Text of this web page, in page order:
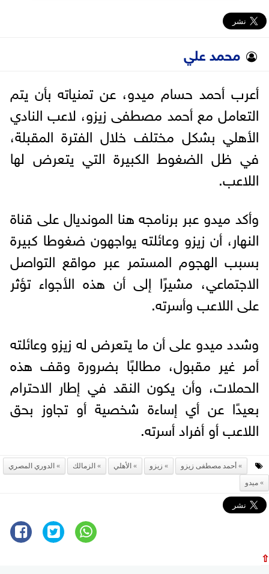
محمد علي
أعرب أحمد حسام ميدو، عن تمنياته بأن يتم
التعامل مع أحمد مصطفى زيزو، لاعب النادي
الأهلي بشكل مختلف خلال الفترة المقبلة،
في ظل الضغوط الكبيرة التي يتعرض لها
اللاعب.
وأكد ميدو عبر برنامجه هنا المونديال على قناة
النهار، أن زيزو وعائلته يواجهون ضغوطا كبيرة
بسبب الهجوم المستمر عبر مواقع التواصل
الاجتماعي، مشيرًا إلى أن هذه الأجواء تؤثر
على اللاعب وأسرته.
وشدد ميدو على أن ما يتعرض له زيزو وعائلته
أمر غير مقبول، مطالبًا بضرورة وقف هذه
الحملات، وأن يكون النقد في إطار الاحترام
بعيدًا عن أي إساءة شخصية أو تجاوز بحق
اللاعب أو أفراد أسرته.
أحمد مصطفى زيزو زيزو الأهلي الزمالك
الدوري المصري
ميدو
⇧